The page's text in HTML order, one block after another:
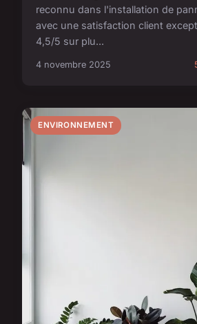
reconnu dans l'installation de
avec une satisfaction client
4,5/5 sur plu...
4 novembre 2025
ENVIRONNEMENT